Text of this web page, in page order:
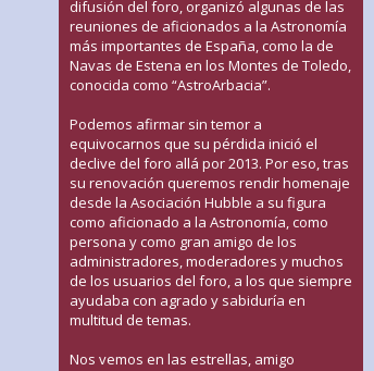
difusión del foro, organizó algunas de las
reuniones de aficionados a la Astronomía
más importantes de España, como la de
Navas de Estena en los Montes de Toledo,
conocida como “AstroArbacia”.
Podemos afirmar sin temor a
equivocarnos que su pérdida inició el
declive del foro allá por 2013. Por eso, tras
su renovación queremos rendir homenaje
desde la Asociación Hubble a su figura
como aficionado a la Astronomía, como
persona y como gran amigo de los
administradores, moderadores y muchos
de los usuarios del foro, a los que siempre
ayudaba con agrado y sabiduría en
multitud de temas.
Nos vemos en las estrellas, amigo